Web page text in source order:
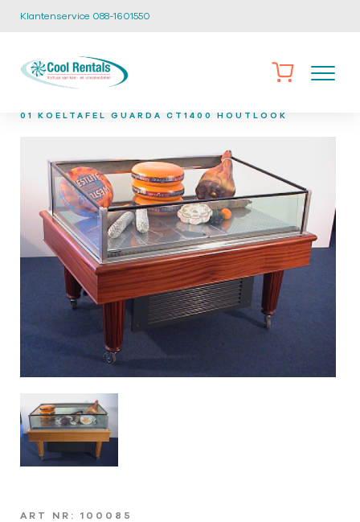
Klantenservice 088-1601550
01 KOELTAFEL GUARDA CT1400 HOUTLOOK
ART NR: 100085